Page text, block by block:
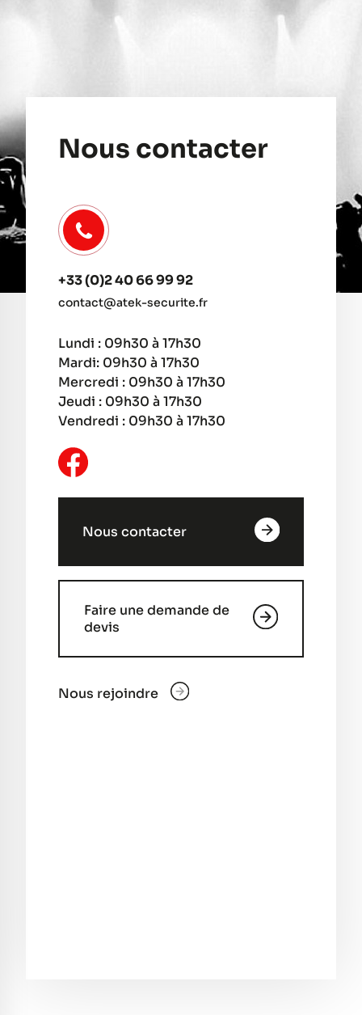
Nous contacter
+33 (0)2 40 66 99 92
contact@atek-securite.fr
Lundi : 09h30 à 17h30
Mardi: 09h30 à 17h30
Mercredi : 09h30 à 17h30
Jeudi : 09h30 à 17h30
Vendredi : 09h30 à 17h30
Nous contacter
Faire une demande de
devis
Nous rejoindre